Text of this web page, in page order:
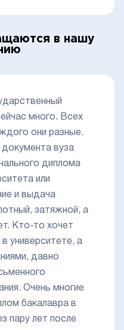
в нашу
много. Всех
они разные.
вуза
диплома
или
и выдача
затяжной, а
Кто-то хочет
университете, а
давно
Очень многие
бакалавра в
пару лет после